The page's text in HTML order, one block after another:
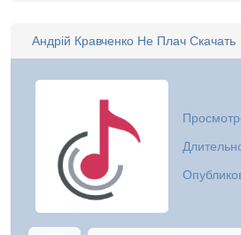
Андрій Кравченко Не Плач Скачать